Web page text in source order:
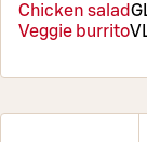
Chicken saladG
Veggie burrito